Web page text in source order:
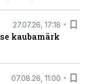
27.07.26, 17:18
kaubamärk
07.08.26, 11:00